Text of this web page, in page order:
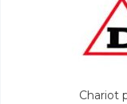
Chariot